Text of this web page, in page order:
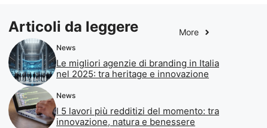
Articoli da leggere More
News
Le migliori agenzie di branding in Italia
nel 2025: tra heritage e innovazione
News
I 5 lavori più redditizi del momento: tra
innovazione, natura e benessere